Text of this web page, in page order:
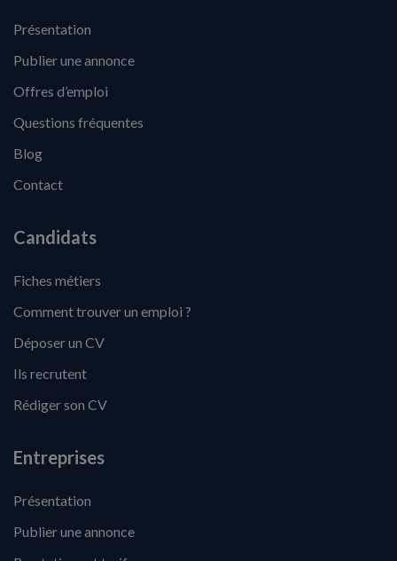
Présentation
Publier une annonce
Offres d’emploi
Questions fréquentes
Blog
Contact
Candidats
Fiches métiers
Comment trouver un emploi ?
Déposer un CV
Ils recrutent
Rédiger son CV
Entreprises
Présentation
Publier une annonce